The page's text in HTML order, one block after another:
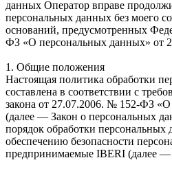
данных Оператор вправе
персональных данных без моего
оснований, предусмотренных
ФЗ «О персональных данных» от
1. Общие положения
Настоящая политика обработки
составлена в соответствии с
закона от 27.07.2006. № 152-ФЗ
(далее — Закон о персональных
порядок обработки
обеспечению безопасности
предпринимаемые IBERI (далее —